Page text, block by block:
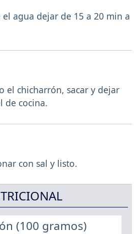
el agua dejar de 15 a 20 min a
el chicharrón, sacar y dejar
de cocina.
con sal y listo.
(100 gramos)